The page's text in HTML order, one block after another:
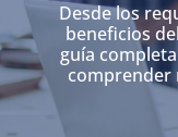
Desde los
beneficios
guía
comprender